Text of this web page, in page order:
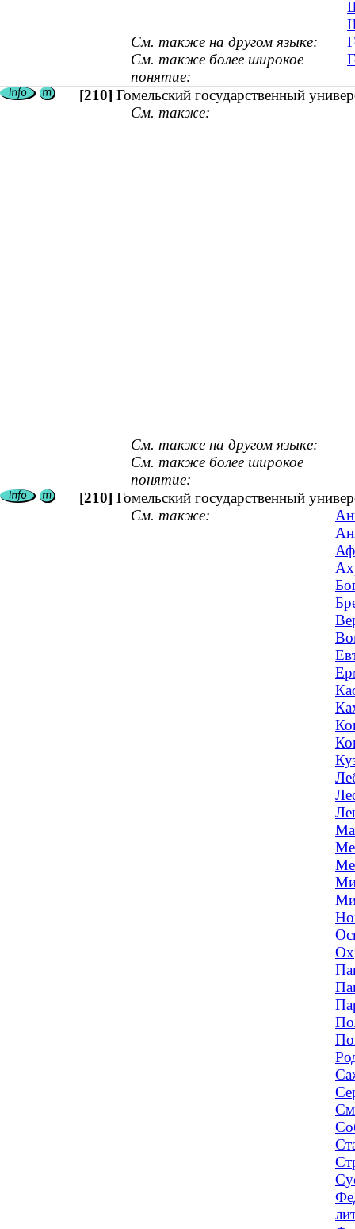
См. также на другом языке:
См. также более широкое
понятие:
[210] Гомельский государственный
См. также:
См. также на другом языке:
См. также более широкое
понятие:
[210] Гомельский государственный
См. также: